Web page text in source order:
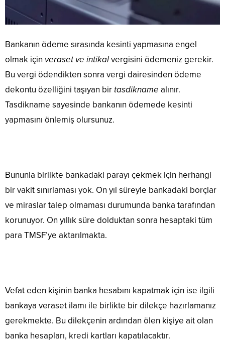
Bankanın ödeme sırasında kesinti yapmasına engel
olmak için veraset ve intikalvergisini ödemeniz gerekir.
Bu vergi ödendikten sonra vergi dairesinden ödeme
dekontu özelliğini taşıyan bir tasdikname alınır.
Tasdikname sayesinde bankanın ödemede kesinti
yapmasını önlemiş olursunuz.
Bununla birlikte bankadaki parayı çekmek için herhangi
bir vakit sınırlaması yok. On yıl süreyle bankadaki borçlar
ve miraslar talep olmaması durumunda banka tarafından
korunuyor. On yıllık süre dolduktan sonra hesaptaki tüm
para TMSF’ye aktarılmakta.
Vefat eden kişinin banka hesabını kapatmak için ise ilgili
bankaya veraset ilamı ile birlikte bir dilekçe hazırlamanız
gerekmekte. Bu dilekçenin ardından ölen kişiye ait olan
banka hesapları, kredi kartları kapatılacaktır.